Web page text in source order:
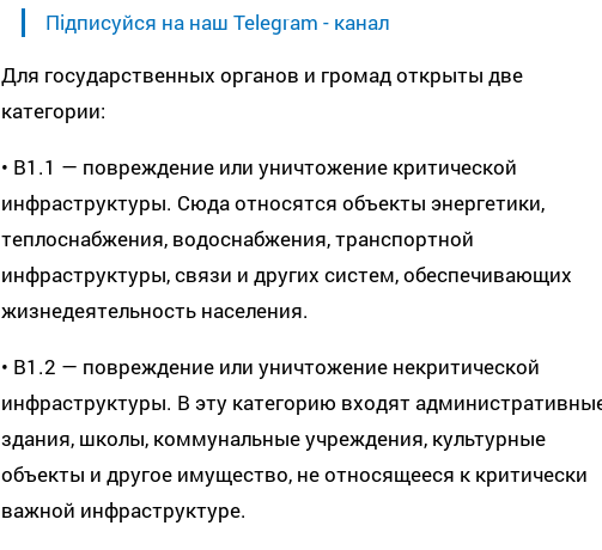
Підписуйся на наш Telegram - канал
Для государственных органов и громад открыты две
категории:
• B1.1 — повреждение или уничтожение критической
инфраструктуры. Сюда относятся объекты энергетики,
теплоснабжения, водоснабжения, транспортной
инфраструктуры, связи и других систем, обеспечивающих
жизнедеятельность населения.
• B1.2 — повреждение или уничтожение некритической
инфраструктуры. В эту категорию входят
здания, школы, коммунальные учреждения, культурные
объекты и другое имущество, не относящееся к критически
важной инфраструктуре.